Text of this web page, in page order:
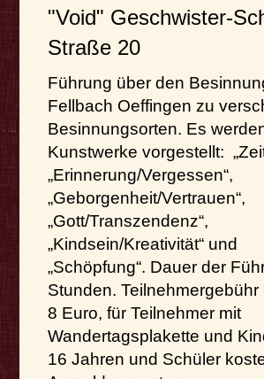
"Void" Geschwister-
Straße 20
Führung über den
Fellbach Oeffingen zu
Besinnungsorten. Es
Kunstwerke vorgestellt:
„Erinnerung/Vergessen“,
„Geborgenheit/Vertrauen“,
„Gott/Transzendenz“,
„Kindsein/Kreativität“ und
„Schöpfung“. Dauer der
Stunden. Teilnehmergebühr
8 Euro, für Teilnehmer mit
Wandertagsplakette und
16 Jahren und Schüler